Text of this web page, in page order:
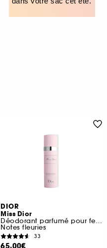
DIOR
Miss Dior
Déodorant parfumé pour femme vaporisateur
Notes fleuries
33
65,00€